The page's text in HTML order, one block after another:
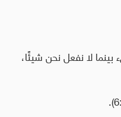
لا نفعل نحن شيئًا،